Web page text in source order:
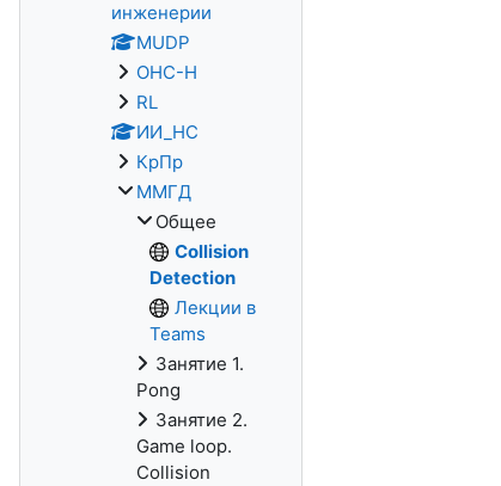
инженерии
MUDP
ОНС-Н
RL
ИИ_НС
КрПр
ММГД
Общее
Collision
Detection
Лекции в
Teams
Занятие 1.
Pong
Занятие 2.
Game loop.
Collision